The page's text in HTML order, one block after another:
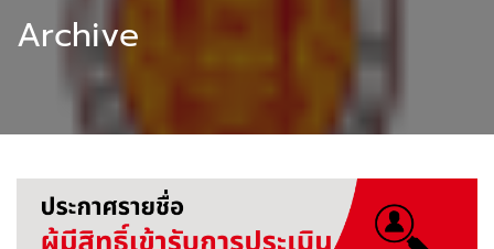
Archive